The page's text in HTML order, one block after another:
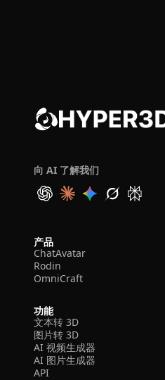
向 AI 了解我们
产品
ChatAvatar
Rodin
OmniCraft
功能
文本转 3D
图片转 3D
AI 视频生成器
AI 图片生成器
API